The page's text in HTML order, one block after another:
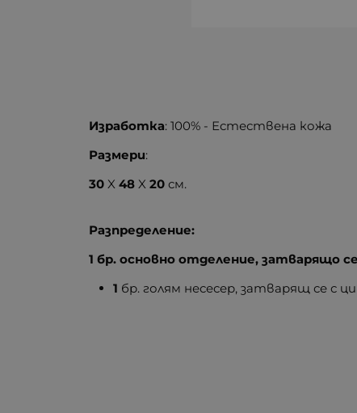
Изработка: 100% - Естествена кожа
Размери:
30 X48 X20 см.
Разпределение:
1 бр. основно отделение, затварящо
1 бр. голям несесер, затварящ се с